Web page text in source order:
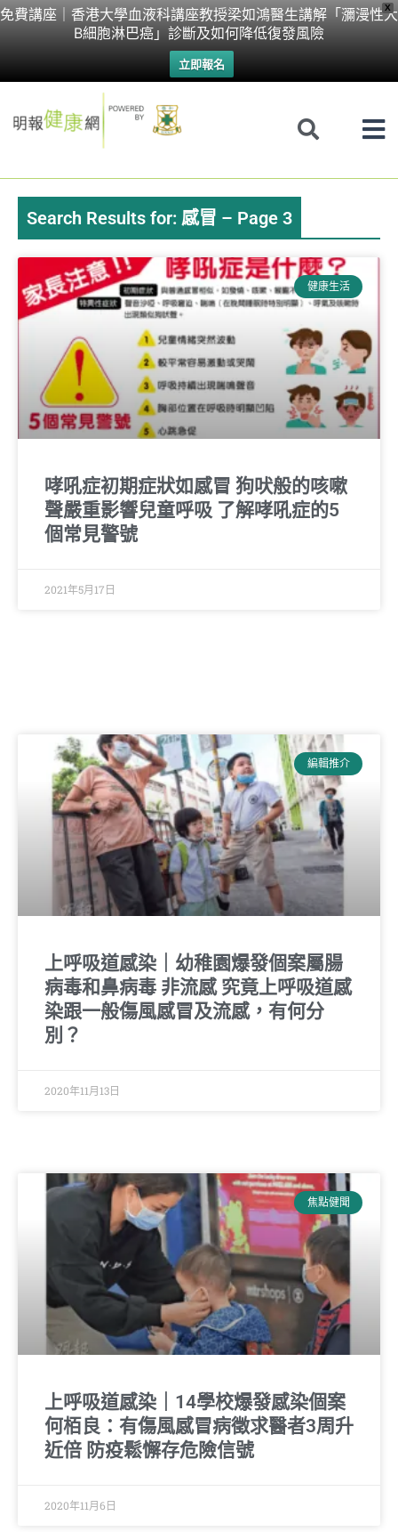
X
免費講座｜香港大學血液科講座教授梁如鴻醫生講解「瀰漫性大
B細胞淋巴癌」診斷及如何降低復發風險
立即報名
Skip
Search Results for: 感冒 – Page 3
健康生活
哮吼症初期症狀如感冒 狗吠般的咳嗽
聲嚴重影響兒童呼吸 了解哮吼症的5
個常見警號
2021年5月17日
編輯推介
上呼吸道感染｜幼稚園爆發個案屬腸
病毒和鼻病毒 非流感 究竟上呼吸道感
染跟一般傷風感冒及流感，有何分
別？
2020年11月13日
焦點健聞
上呼吸道感染｜14學校爆發感染個案
何栢良：有傷風感冒病徵求醫者3周升
近倍 防疫鬆懈存危險信號
2020年11月6日
PagePagePagePagePage Page